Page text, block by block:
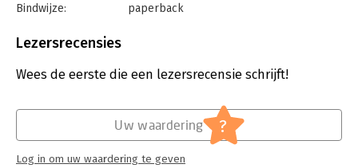
Bindwijze:
paperback
Uitgever:
Verschijningsdatum:
6-6-2023
Literatuur en romans
Lezersrecensies
Wees de eerste die een lezersrecensie schrijft!
Uw waardering ?
Log in om uw waardering te geven